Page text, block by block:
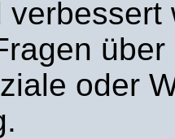
verbessert
über
oder